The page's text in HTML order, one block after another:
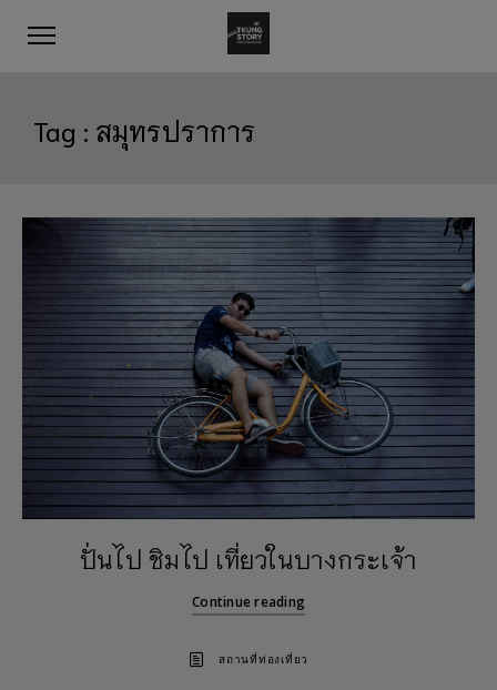
Tag : สมุทรปราการ
ปั่นไป ชิมไป เที่ยวในบางกระเจ้า
Continue reading
สถานที่ท่องเที่ยว